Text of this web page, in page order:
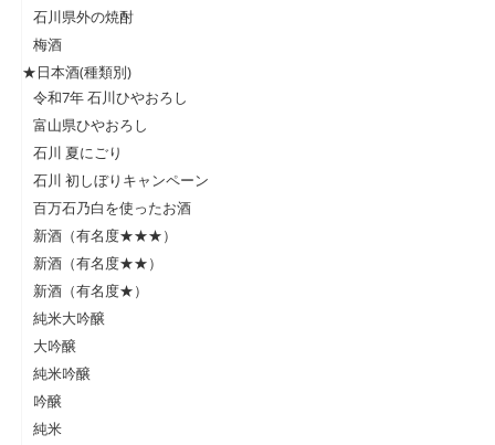
石川県外の焼酎
梅酒
★日本酒(種類別)
令和7年 石川ひやおろし
富山県ひやおろし
石川 夏にごり
石川 初しぼりキャンペーン
百万石乃白を使ったお酒
新酒（有名度★★★）
新酒（有名度★★）
新酒（有名度★）
純米大吟醸
大吟醸
純米吟醸
吟醸
純米